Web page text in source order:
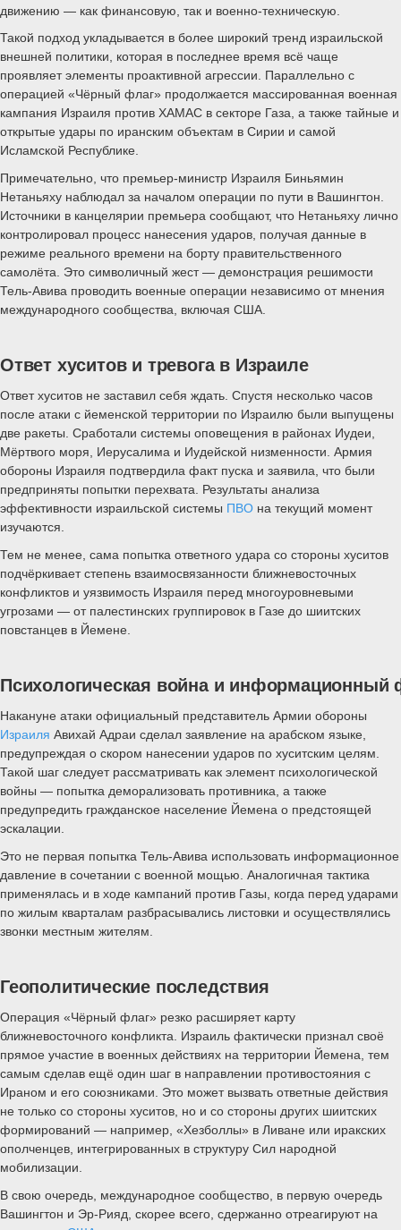
движению — как финансовую, так и военно-техническую.
Такой подход укладывается в более широкий тренд израильской
внешней политики, которая в последнее время всё чаще
проявляет элементы проактивной агрессии. Параллельно с
операцией «Чёрный флаг» продолжается массированная военная
кампания Израиля против ХАМАС в секторе Газа, а также тайные и
открытые удары по иранским объектам в Сирии и самой
Исламской Республике.
Примечательно, что премьер-министр Израиля Биньямин
Нетаньяху наблюдал за началом операции по пути в Вашингтон.
Источники в канцелярии премьера сообщают, что Нетаньяху лично
контролировал процесс нанесения ударов, получая данные в
режиме реального времени на борту правительственного
самолёта. Это символичный жест — демонстрация решимости
Тель-Авива проводить военные операции независимо от мнения
международного сообщества, включая США.
Ответ хуситов и тревога в Израиле
Ответ хуситов не заставил себя ждать. Спустя несколько часов
после атаки с йеменской территории по Израилю были выпущены
две ракеты. Сработали системы оповещения в районах Иудеи,
Мёртвого моря, Иерусалима и Иудейской низменности. Армия
обороны Израиля подтвердила факт пуска и заявила, что были
предприняты попытки перехвата. Результаты анализа
эффективности израильской системы ПВО на текущий момент
изучаются.
Тем не менее, сама попытка ответного удара со стороны хуситов
подчёркивает степень взаимосвязанности ближневосточных
конфликтов и уязвимость Израиля перед многоуровневыми
угрозами — от палестинских группировок в Газе до шиитских
повстанцев в Йемене.
Психологическая война и информационный
Накануне атаки официальный представитель Армии обороны
Израиля Авихай Адраи сделал заявление на арабском языке,
предупреждая о скором нанесении ударов по хуситским целям.
Такой шаг следует рассматривать как элемент психологической
войны — попытка деморализовать противника, а также
предупредить гражданское население Йемена о предстоящей
эскалации.
Это не первая попытка Тель-Авива использовать информационное
давление в сочетании с военной мощью. Аналогичная тактика
применялась и в ходе кампаний против Газы, когда перед ударами
по жилым кварталам разбрасывались листовки и осуществлялись
звонки местным жителям.
Геополитические последствия
Операция «Чёрный флаг» резко расширяет карту
ближневосточного конфликта. Израиль фактически признал своё
прямое участие в военных действиях на территории Йемена, тем
самым сделав ещё один шаг в направлении противостояния с
Ираном и его союзниками. Это может вызвать ответные действия
не только со стороны хуситов, но и со стороны других шиитских
формирований — например, «Хезболлы» в Ливане или иракских
ополченцев, интегрированных в структуру Сил народной
мобилизации.
В свою очередь, международное сообщество, в первую очередь
Вашингтон и Эр-Рияд, скорее всего, сдержанно отреагируют на